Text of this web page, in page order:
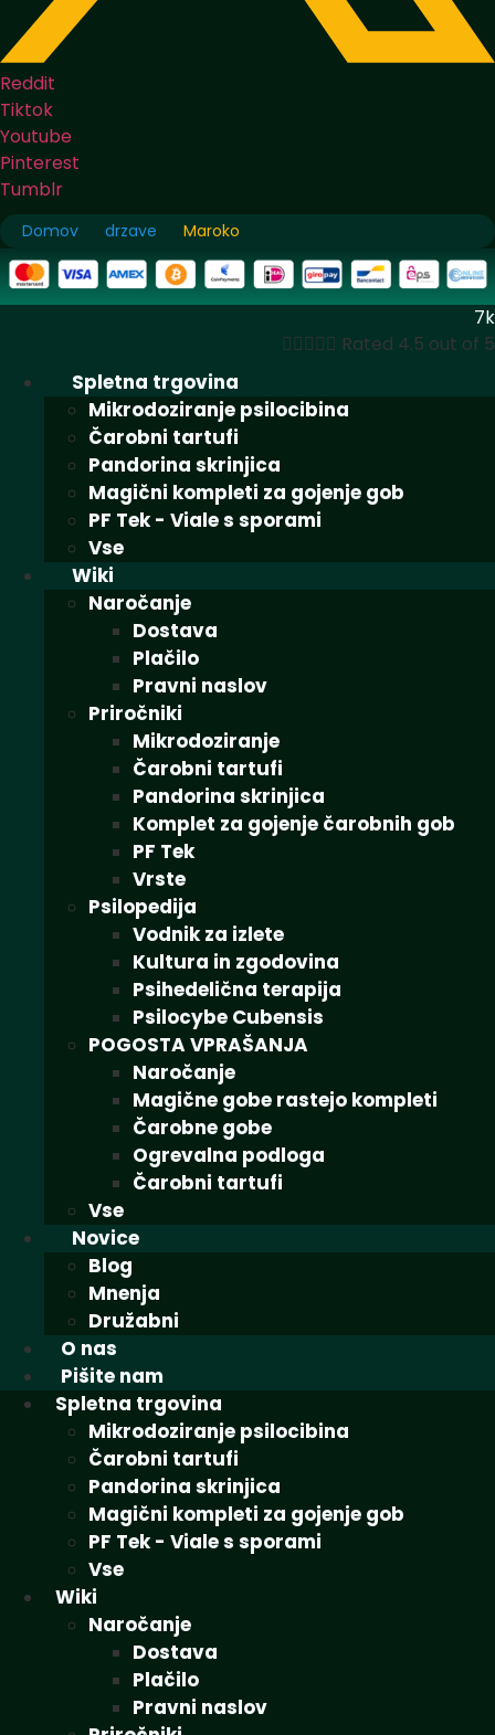
Reddit
Tiktok
Youtube
Pinterest
Tumblr
Domov drzave Maroko
7k
 Rated 4.5 out of 5
Spletna trgovina
Mikrodoziranje psilocibina
Čarobni tartufi
Pandorina skrinjica
Magični kompleti za gojenje gob
PF Tek - Viale s sporami
Vse
Wiki
Naročanje
Dostava
Plačilo
Pravni naslov
Priročniki
Mikrodoziranje
Čarobni tartufi
Pandorina skrinjica
Komplet za gojenje čarobnih gob
PF Tek
Vrste
Psilopedija
Vodnik za izlete
Kultura in zgodovina
Psihedelična terapija
Psilocybe Cubensis
POGOSTA VPRAŠANJA
Naročanje
Magične gobe rastejo kompleti
Čarobne gobe
Ogrevalna podloga
Čarobni tartufi
Vse
Novice
Blog
Mnenja
Družabni
O nas
Pišite nam
Spletna trgovina
Mikrodoziranje psilocibina
Čarobni tartufi
Pandorina skrinjica
Magični kompleti za gojenje gob
PF Tek - Viale s sporami
Vse
Wiki
Naročanje
Dostava
Plačilo
Pravni naslov